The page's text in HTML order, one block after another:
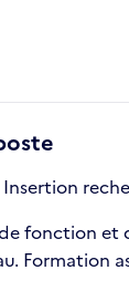
fonction et
Formation